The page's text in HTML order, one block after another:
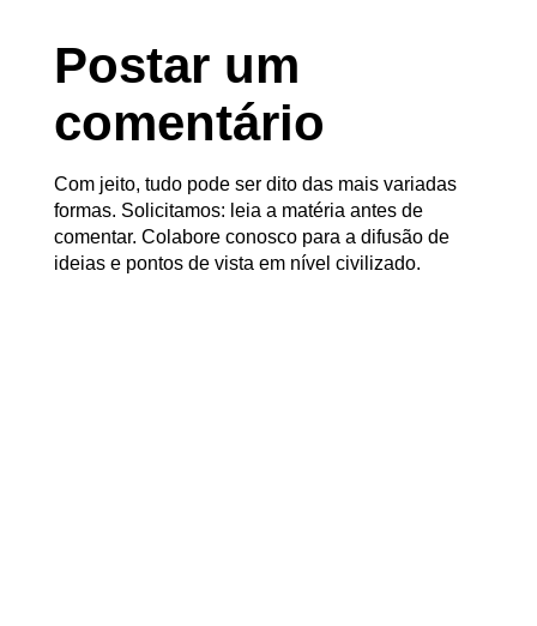
Postar um
comentário
Com jeito, tudo pode ser dito das mais variadas
formas. Solicitamos: leia a matéria antes de
comentar. Colabore conosco para a difusão de
ideias e pontos de vista em nível civilizado.